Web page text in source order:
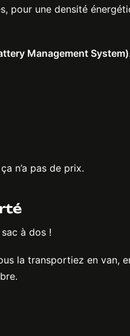
pour une densité
Management System)
n’a pas de prix.
à dos !
la transportiez en van,